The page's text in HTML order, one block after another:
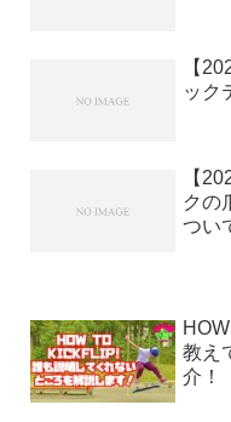
【
ック
【
クの
つい
教え
介！